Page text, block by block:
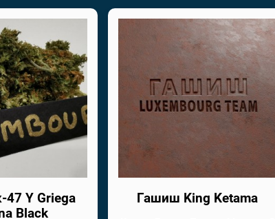
Y Griega
Black
Гашиш King Ketama